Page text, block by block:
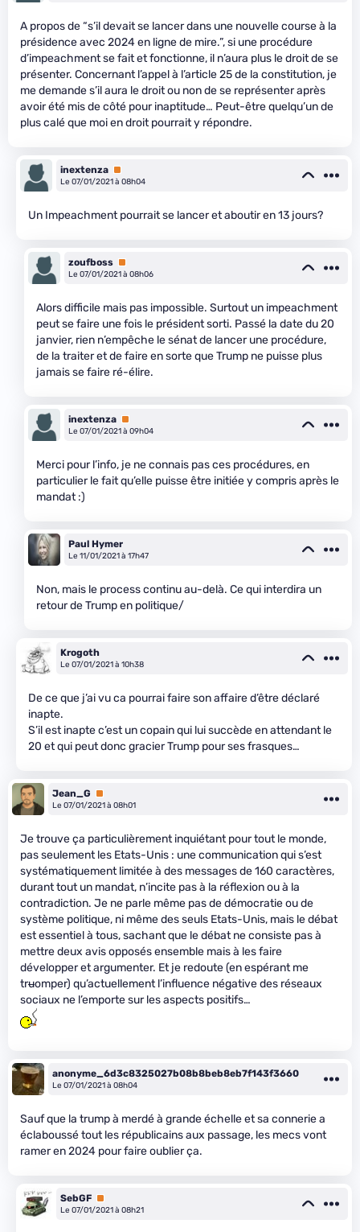
A propos de “s’il devait se lancer dans une nouvelle course à la
présidence avec 2024 en ligne de mire.”, si une procédure
d’impeachment se fait et fonctionne, il n’aura plus le droit de se
présenter. Concernant l’appel à l’article 25 de la constitution, je
me demande s’il aura le droit ou non de se représenter après
avoir été mis de côté pour inaptitude… Peut-être quelqu’un de
plus calé que moi en droit pourrait y répondre.
inextenza Premium
Le 07/01/2021 à 08h04
Un Impeachment pourrait se lancer et aboutir en 13 jours?
zoufboss Premium
Le 07/01/2021 à 08h06
Alors difficile mais pas impossible. Surtout un impeachment
peut se faire une fois le président sorti. Passé la date du 20
janvier, rien n’empêche le sénat de lancer une procédure,
de la traiter et de faire en sorte que Trump ne puisse plus
jamais se faire ré-élire.
inextenza Premium
Le 07/01/2021 à 09h04
Merci pour l’info, je ne connais pas ces procédures, en
particulier le fait qu’elle puisse être initiée y compris après le
mandat :)
Paul Hymer
Le 11/01/2021 à 17h47
Non, mais le process continu au-delà. Ce qui interdira un
retour de Trump en politique/
Krogoth
Le 07/01/2021 à 10h38
De ce que j’ai vu ca pourrai faire son affaire d’être déclaré
inapte.
S’il est inapte c’est un copain qui lui succède en attendant le
20 et qui peut donc gracier Trump pour ses frasques…
Jean_G
Premium
Le 07/01/2021 à 08h01
Je trouve ça particulièrement inquiétant pour tout le monde,
pas seulement les Etats-Unis : une communication qui s’est
systématiquement limitée à des messages de 160 caractères,
durant tout un mandat, n’incite pas à la réflexion ou à la
contradiction. Je ne parle même pas de démocratie ou de
système politique, ni même des seuls Etats-Unis, mais le débat
est essentiel à tous, sachant que le débat ne consiste pas à
mettre deux avis opposés ensemble mais à les faire
développer et argumenter. Et je redoute (en espérant me
truomper) qu’actuellement l’influence négative des réseaux
sociaux ne l’emporte sur les aspects positifs…
anonyme_6d3c8325027b08b8beb8eb7f143f3660
Le 07/01/2021 à 08h04
Sauf que la trump à merdé à grande échelle et sa connerie a
éclaboussé tout les républicains aux passage, les mecs vont
ramer en 2024 pour faire oublier ça.
SebGF Premium
Le 07/01/2021 à 08h21